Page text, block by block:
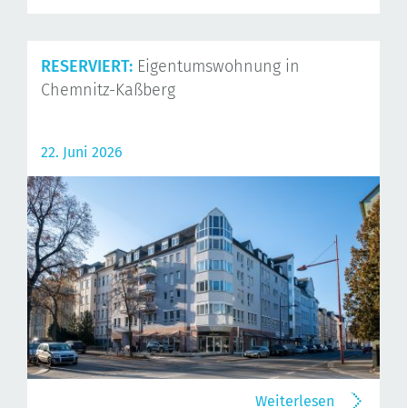
RESERVIERT: Eigentumswohnung in
Chemnitz-Kaßberg
22. Juni 2026
Weiterlesen